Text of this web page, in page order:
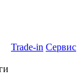
Trade-in Сервис